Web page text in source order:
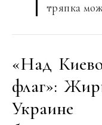
тряпка
«Над
флаг»:
Украине